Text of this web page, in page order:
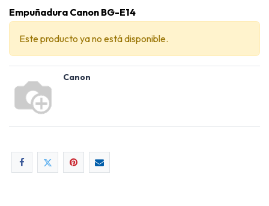
Empuñadura Canon BG-E14
Este producto ya no está disponible.
Canon